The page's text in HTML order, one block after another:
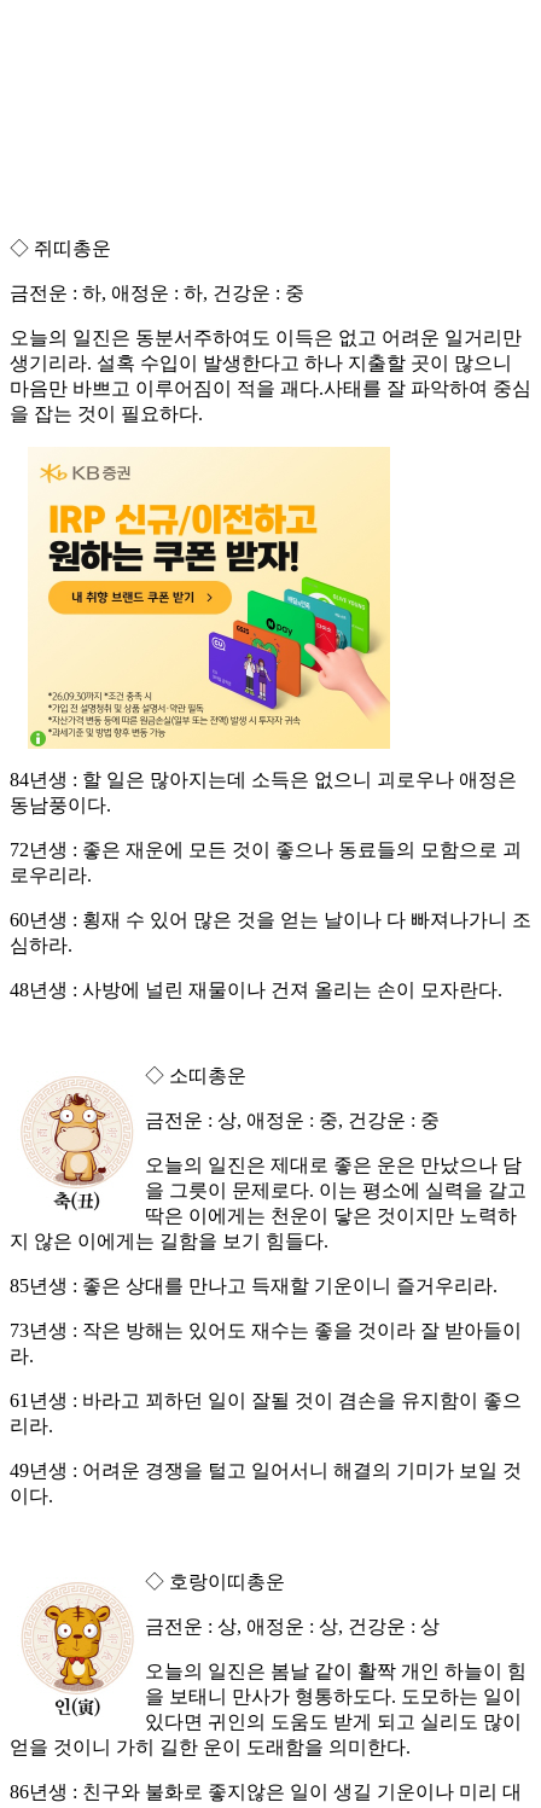
◇ 쥐띠총운
금전운 : 하, 애정운 : 하, 건강운 : 중
오늘의 일진은 동분서주하여도 이득은 없고 어려운 일거리만
생기리라. 설혹 수입이 발생한다고 하나 지출할 곳이 많으니
마음만 바쁘고 이루어짐이 적을 괘다.사태를 잘 파악하여 중심
을 잡는 것이 필요하다.
84년생 : 할 일은 많아지는데 소득은 없으니 괴로우나 애정은
동남풍이다.
72년생 : 좋은 재운에 모든 것이 좋으나 동료들의 모함으로 괴
로우리라.
60년생 : 횡재 수 있어 많은 것을 얻는 날이나 다 빠져나가니 조
심하라.
48년생 : 사방에 널린 재물이나 건져 올리는 손이 모자란다.
◇ 소띠총운
금전운 : 상, 애정운 : 중, 건강운 : 중
오늘의 일진은 제대로 좋은 운은 만났으나 담
을 그릇이 문제로다. 이는 평소에 실력을 갈고
딱은 이에게는 천운이 닿은 것이지만 노력하
지 않은 이에게는 길함을 보기 힘들다.
85년생 : 좋은 상대를 만나고 득재할 기운이니 즐거우리라.
73년생 : 작은 방해는 있어도 재수는 좋을 것이라 잘 받아들이
라.
61년생 : 바라고 꾀하던 일이 잘될 것이 겸손을 유지함이 좋으
리라.
49년생 : 어려운 경쟁을 털고 일어서니 해결의 기미가 보일 것
이다.
◇ 호랑이띠총운
금전운 : 상, 애정운 : 상, 건강운 : 상
오늘의 일진은 봄날 같이 활짝 개인 하늘이 힘
을 보태니 만사가 형통하도다. 도모하는 일이
있다면 귀인의 도움도 받게 되고 실리도 많이
얻을 것이니 가히 길한 운이 도래함을 의미한다.
86년생 : 친구와 불화로 좋지않은 일이 생길 기운이나 미리 대